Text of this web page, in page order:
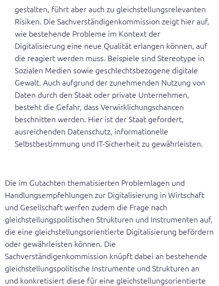
gestalten, führt aber auch zu gleichstellungsrelevanten
Risiken. Die Sachverständigenkommission zeigt hier auf,
wie bestehende Probleme im Kontext der
Digitalisierung eine neue Qualität erlangen können, auf
die reagiert werden muss. Beispiele sind Stereotype in
Sozialen Medien sowie geschlechtsbezogene digitale
Gewalt. Auch aufgrund der zunehmenden Nutzung von
Daten durch den Staat oder private Unternehmen,
besteht die Gefahr, dass Verwirklichungschancen
beschnitten werden. Hier ist der Staat gefordert,
ausreichenden Datenschutz, informationelle
Selbstbestimmung und IT-Sicherheit zu gewährleisten.
Die im Gutachten thematisierten Problemlagen und
Handlungsempfehlungen zur Digitalisierung in Wirtschaft
und Gesellschaft werfen zudem die Frage nach
gleichstellungspolitischen Strukturen und Instrumenten auf,
die eine gleichstellungsorientierte Digitalisierung befördern
oder gewährleisten können. Die
Sachverständigenkommission knüpft dabei an bestehende
gleichstellungspolitische Instrumente und Strukturen an
und konkretisiert diese für eine gleichstellungsorientierte